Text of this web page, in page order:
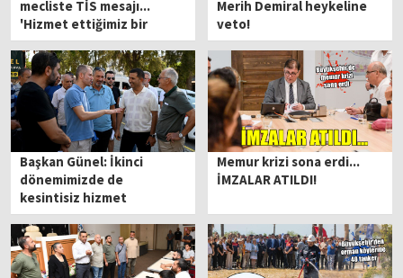
mecliste TİS mesajı...
'Hizmet ettiğimiz bir
dönem olsun'
Merih Demiral heykeline
veto!
Başkan Günel: İkinci
dönemimizde de
kesintisiz hizmet
üreteceğiz!
Memur krizi sona erdi...
İMZALAR ATILDI!